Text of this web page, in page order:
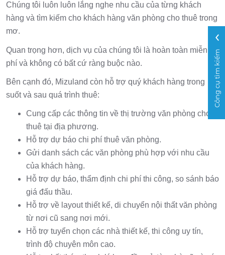
Chúng tôi luôn luôn lắng nghe nhu cầu của từng khách
hàng và tìm kiếm cho khách hàng văn phòng cho thuê trong
mơ.
Quan trọng hơn, dịch vụ của chúng tôi là hoàn toàn miễn
phí và không có bất cứ ràng buộc nào.
Bên cạnh đó, Mizuland còn hỗ trợ quý khách hàng trong
suốt và sau quá trình thuê:
Cung cấp các thông tin về thị trường văn phòng cho
thuê tại địa phương.
Hỗ trợ dự báo chi phí thuê văn phòng.
Gửi danh sách các văn phòng phù hợp với nhu cầu
của khách hàng.
Hỗ trợ dự báo, thẩm định chi phí thi công, so sánh báo
giá đấu thầu.
Hỗ trợ về layout thiết kế, di chuyển nội thất văn phòng
từ nơi cũ sang nơi mới.
Hỗ trợ tuyển chọn các nhà thiết kế, thi công uy tín,
trình độ chuyên môn cao.
Công cụ tìm kiếm